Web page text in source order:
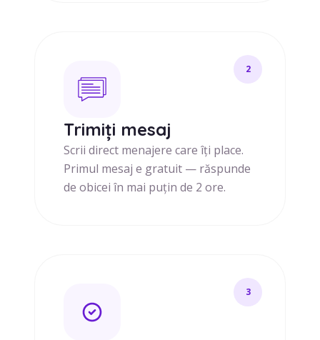
2
Trimiți mesaj
Scrii direct menajere care îți place.
Primul mesaj e gratuit — răspunde
de obicei în mai puțin de 2 ore.
3